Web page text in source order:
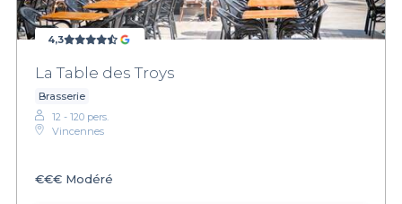
4,3
La Table des Troys
Brasserie
12 - 120 pers.
Vincennes
€€€ Modéré